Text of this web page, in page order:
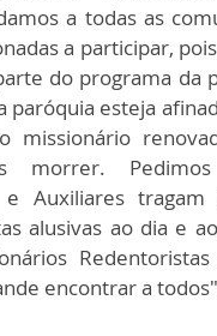
a todas as
a participar,
do programa da
paróquia esteja
missionário
morrer.
e Auxiliares tragam
alusivas ao dia e
encontrar a